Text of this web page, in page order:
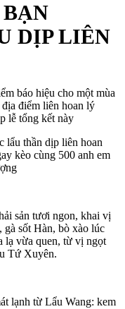
DỊP LIÊN
báo hiệu cho một mùa
điểm liên hoan lý
lễ tổng kết này
lẩu thần dịp liên hoan
kèo cùng 500 anh em
sản tươi ngon, khai vị
sốt Hàn, bò xào lúc
lạ vừa quen, từ vị ngọt
Tứ Xuyên.
lạnh từ Lẩu Wang: kem